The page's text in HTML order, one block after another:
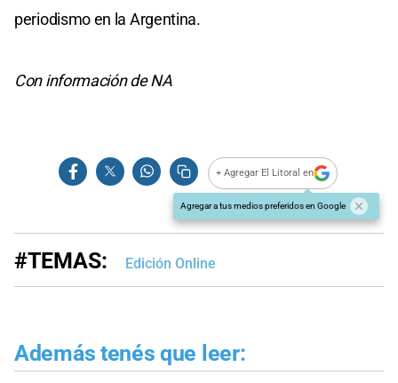
periodismo en la Argentina.
Con información de NA
+ Agregar El Litoral en
Agregar a tus medios preferidos en Google
#TEMAS: Edición Online
Además tenés que leer: